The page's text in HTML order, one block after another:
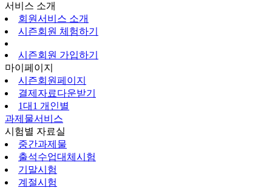
서비스 소개
회원서비스 소개
시즌회원 체험하기
시즌회원 가입하기
마이페이지
시즌회원페이지
결제자료다운받기
1대1 개인별
과제물서비스
시험별 자료실
중간과제물
출석수업대체시험
기말시험
계절시험